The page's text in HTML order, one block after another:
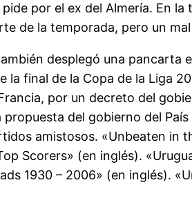
pide por el ex del Almería. En
de la temporada, pero un
desplegó una pancarta
la final de la Copa de la Liga
por un decreto del
del gobierno del
amistosos. «Unbeaten in
Scorers» (en inglés).
1930 – 2006» (en inglés).